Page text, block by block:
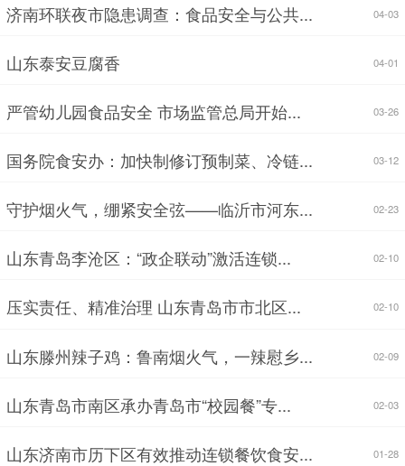
济南环联夜市隐患调查：食品安全与公共... 04-03
山东泰安豆腐香 04-01
严管幼儿园食品安全 市场监管总局开始... 03-26
国务院食安办：加快制修订预制菜、冷链... 03-12
守护烟火气，绷紧安全弦——临沂市河东... 02-23
山东青岛李沧区：“政企联动”激活连锁... 02-10
压实责任、精准治理 山东青岛市市北区... 02-10
山东滕州辣子鸡：鲁南烟火气，一辣慰乡... 02-09
山东青岛市南区承办青岛市“校园餐”专... 02-03
山东济南市历下区有效推动连锁餐饮食安... 01-28